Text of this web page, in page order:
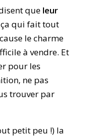
que leur
ça qui fait tout
le charme
à vendre. Et
pour les
ne pas
trouver par
petit peu !) la